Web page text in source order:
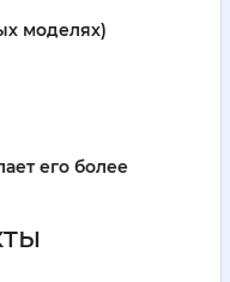
моделях)
его более